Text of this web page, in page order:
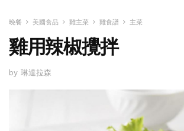
晚餐 美國食品 雞主菜 雞食譜 主菜
雞用辣椒攪拌
by 琳達拉森